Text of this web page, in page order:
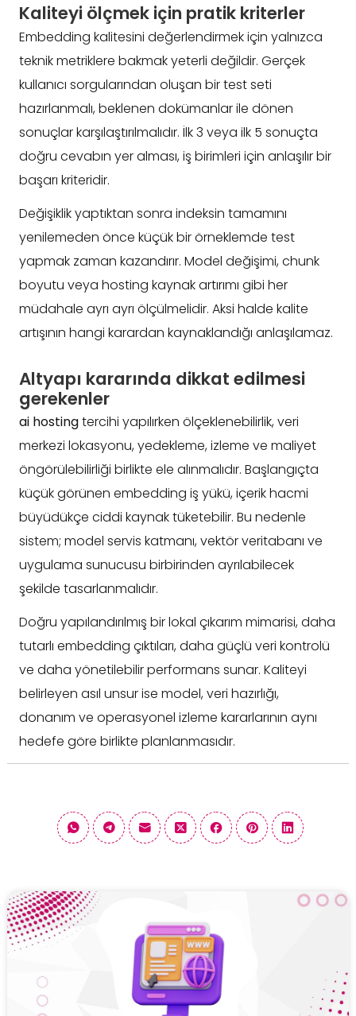
Kaliteyi ölçmek için pratik kriterler
Embedding kalitesini değerlendirmek için yalnızca
teknik metriklere bakmak yeterli değildir. Gerçek
kullanıcı sorgularından oluşan bir test seti
hazırlanmalı, beklenen dokümanlar ile dönen
sonuçlar karşılaştırılmalıdır. İlk 3 veya ilk 5 sonuçta
doğru cevabın yer alması, iş birimleri için anlaşılır bir
başarı kriteridir.
Değişiklik yaptıktan sonra indeksin tamamını
yenilemeden önce küçük bir örneklemde test
yapmak zaman kazandırır. Model değişimi, chunk
boyutu veya hosting kaynak artırımı gibi her
müdahale ayrı ayrı ölçülmelidir. Aksi halde kalite
artışının hangi karardan kaynaklandığı anlaşılamaz.
Altyapı kararında dikkat edilmesi
gerekenler
ai hostingtercihi yapılırken ölçeklenebilirlik, veri
merkezi lokasyonu, yedekleme, izleme ve maliyet
öngörülebilirliği birlikte ele alınmalıdır. Başlangıçta
küçük görünen embedding iş yükü, içerik hacmi
büyüdükçe ciddi kaynak tüketebilir. Bu nedenle
sistem; model servis katmanı, vektör veritabanı ve
uygulama sunucusu birbirinden ayrılabilecek
şekilde tasarlanmalıdır.
Doğru yapılandırılmış bir lokal çıkarım mimarisi, daha
tutarlı embedding çıktıları, daha güçlü veri kontrolü
ve daha yönetilebilir performans sunar. Kaliteyi
belirleyen asıl unsur ise model, veri hazırlığı,
donanım ve operasyonel izleme kararlarının aynı
hedefe göre birlikte planlanmasıdır.